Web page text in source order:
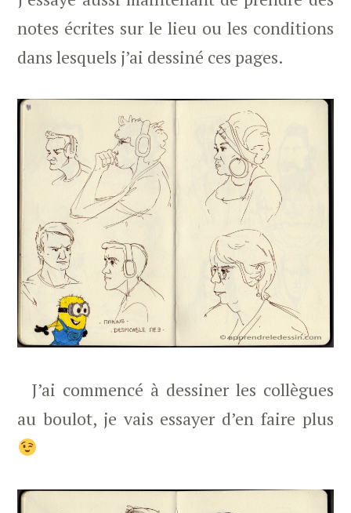
notes écrites sur le lieu ou les conditions
dans lesquels j’ai dessiné ces pages.
J’ai commencé à dessiner les collègues
au boulot, je vais essayer d’en faire plus